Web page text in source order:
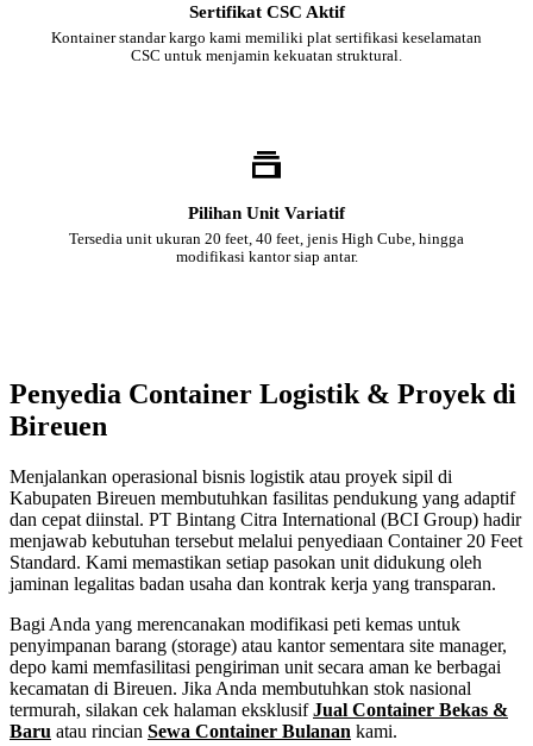
Sertifikat CSC Aktif
Kontainer standar kargo kami memiliki plat sertifikasi keselamatan
CSC untuk menjamin kekuatan struktural.
Pilihan Unit Variatif
Tersedia unit ukuran 20 feet, 40 feet, jenis High Cube, hingga
modifikasi kantor siap antar.
Penyedia Container Logistik & Proyek di
Bireuen
Menjalankan operasional bisnis logistik atau proyek sipil di
Kabupaten Bireuen membutuhkan fasilitas pendukung yang adaptif
dan cepat diinstal. PT Bintang Citra International (BCI Group) hadir
menjawab kebutuhan tersebut melalui penyediaan Container 20 Feet
Standard. Kami memastikan setiap pasokan unit didukung oleh
jaminan legalitas badan usaha dan kontrak kerja yang transparan.
Bagi Anda yang merencanakan modifikasi peti kemas untuk
penyimpanan barang (storage) atau kantor sementara site manager,
depo kami memfasilitasi pengiriman unit secara aman ke berbagai
kecamatan di Bireuen. Jika Anda membutuhkan stok nasional
termurah, silakan cek halaman eksklusifJual Container Bekas &
Baru atau rincian Sewa Container Bulanan kami.